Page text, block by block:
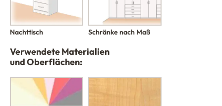
Nachttisch Schränke nach Maß
Verwendete Materialien
und Oberflächen: